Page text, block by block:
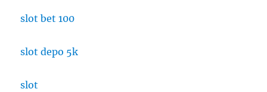
slot bet 100
slot depo 5k
slot